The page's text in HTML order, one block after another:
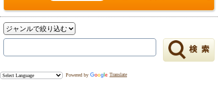
Powered by Translate